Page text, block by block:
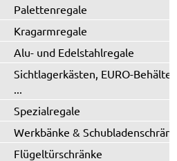
Palettenregale
Kragarmregale
Alu- und Edelstahlregale
Sichtlagerkästen, EURO-Behälter
...
Spezialregale
Werkbänke & Schubladenschränke
Flügeltürschränke